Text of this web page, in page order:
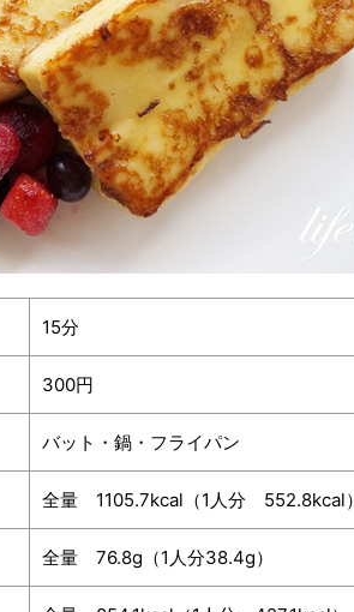
15分
300円
バット・鍋・フライパン
全量 1105.7kcal（1人分 552.8kcal）
全量 76.8g（1人分38.4g）